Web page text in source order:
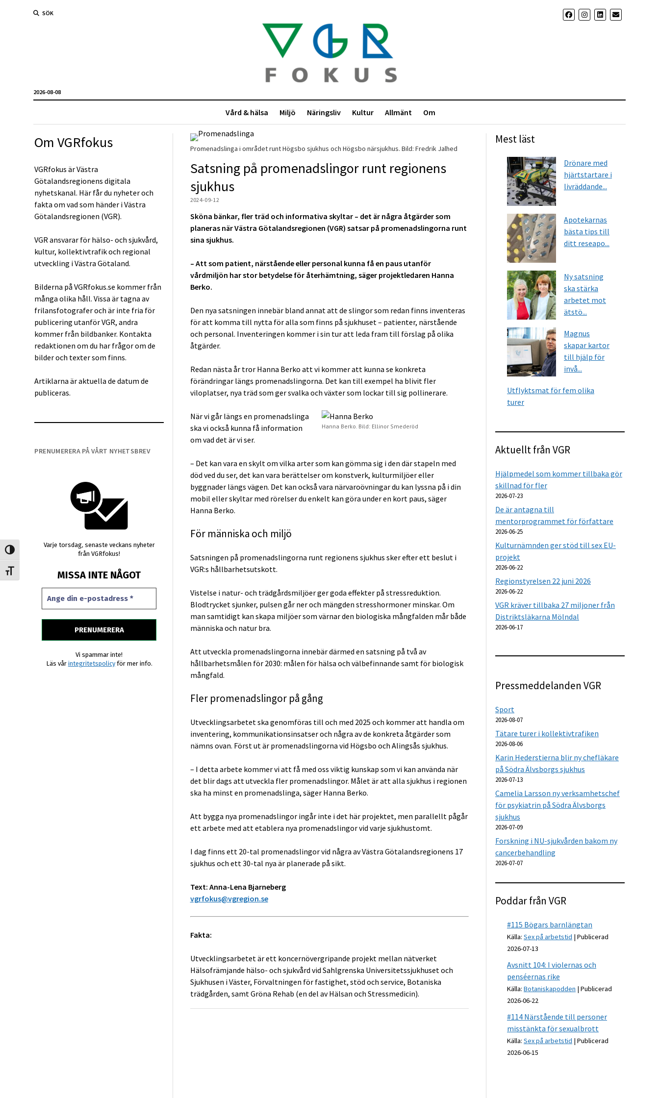
Slå på/av hög kontrast
Slå på/av textstorlek
SÖK
2026-08-08
Vård & hälsa Miljö Näringsliv Kultur Allmänt Om
Om VGRfokus
VGRfokus är Västra
Götalandsregionens digitala
nyhetskanal. Här får du nyheter och
fakta om vad som händer i Västra
Götalandsregionen (VGR).
VGR ansvarar för hälso- och sjukvård,
kultur, kollektivtrafik och regional
utveckling i Västra Götaland.
Bilderna på VGRfokus.se kommer från
många olika håll. Vissa är tagna av
frilansfotografer och är inte fria för
publicering utanför VGR, andra
kommer från bildbanker. Kontakta
redaktionen om du har frågor om de
bilder och texter som finns.
Artiklarna är aktuella de datum de
publiceras.
PRENUMERERA PÅ VÅRT NYHETSBREV
Varje torsdag, senaste veckans nyheter
från VGRfokus!
MISSA INTE NÅGOT
Vi spammar inte!
Läs vår integritetspolicyför mer info.
Promenadslinga i området runt Högsbo sjukhus och Högsbo närsjukhus. Bild: Fredrik Jalhed
Satsning på promenadslingor runt regionens
sjukhus
2024-09-12
Sköna bänkar, fler träd och informativa skyltar – det är några åtgärder som
planeras när Västra Götalandsregionen (VGR) satsar på promenadslingorna runt
sina sjukhus.
– Att som patient, närstående eller personal kunna få en paus utanför
vårdmiljön har stor betydelse för återhämtning, säger projektledaren Hanna
Berko.
Den nya satsningen innebär bland annat att de slingor som redan finns inventeras
för att komma till nytta för alla som finns på sjukhuset – patienter, närstående
och personal. Inventeringen kommer i sin tur att leda fram till förslag på olika
åtgärder.
Redan nästa år tror Hanna Berko att vi kommer att kunna se konkreta
förändringar längs promenadslingorna. Det kan till exempel ha blivit fler
viloplatser, nya träd som ger svalka och växter som lockar till sig pollinerare.
Hanna Berko. Bild: Ellinor Smederöd
När vi går längs en promenadslinga
ska vi också kunna få information
om vad det är vi ser.
– Det kan vara en skylt om vilka arter som kan gömma sig i den där stapeln med
död ved du ser, det kan vara berättelser om konstverk, kulturmiljöer eller
byggnader längs vägen. Det kan också vara närvaroövningar du kan lyssna på i din
mobil eller skyltar med rörelser du enkelt kan göra under en kort paus, säger
Hanna Berko.
För människa och miljö
Satsningen på promenadslingorna runt regionens sjukhus sker efter ett beslut i
VGR:s hållbarhetsutskott.
Vistelse i natur- och trädgårdsmiljöer ger goda effekter på stressreduktion.
Blodtrycket sjunker, pulsen går ner och mängden stresshormoner minskar. Om
man samtidigt kan skapa miljöer som värnar den biologiska mångfalden mår både
människa och natur bra.
Att utveckla promenadslingorna innebär därmed en satsning på två av
hållbarhetsmålen för 2030: målen för hälsa och välbefinnande samt för biologisk
mångfald.
Fler promenadslingor på gång
Utvecklingsarbetet ska genomföras till och med 2025 och kommer att handla om
inventering, kommunikationsinsatser och några av de konkreta åtgärder som
nämns ovan. Först ut är promenadslingorna vid Högsbo och Alingsås sjukhus.
– I detta arbete kommer vi att få med oss viktig kunskap som vi kan använda när
det blir dags att utveckla fler promenadslingor. Målet är att alla sjukhus i regionen
ska ha minst en promenadslinga, säger Hanna Berko.
Att bygga nya promenadslingor ingår inte i det här projektet, men parallellt pågår
ett arbete med att etablera nya promenadslingor vid varje sjukhustomt.
I dag finns ett 20-tal promenadslingor vid några av Västra Götalandsregionens 17
sjukhus och ett 30-tal nya är planerade på sikt.
Text: Anna-Lena Bjarneberg
vgrfokus@vgregion.se
Fakta:
Utvecklingsarbetet är ett koncernövergripande projekt mellan nätverket
Hälsofrämjande hälso- och sjukvård vid Sahlgrenska Universitetssjukhuset och
Sjukhusen i Väster, Förvaltningen för fastighet, stöd och service, Botaniska
trädgården, samt Gröna Rehab (en del av Hälsan och Stressmedicin).
Mest läst
Drönare med
hjärtstartare i
livräddande...
Apotekarnas
bästa tips till
ditt reseapo...
Ny satsning
ska stärka
arbetet mot
ätstö...
Magnus
skapar kartor
till hjälp för
invå...
Utflyktsmat för fem olika
turer
Aktuellt från VGR
Hjälpmedel som kommer tillbaka gör
skillnad för fler
2026-07-23
De är antagna till
mentorprogrammet för författare
2026-06-25
Kulturnämnden ger stöd till sex EU-
projekt
2026-06-22
Regionstyrelsen 22 juni 2026
2026-06-22
VGR kräver tillbaka 27 miljoner från
Distriktsläkarna Mölndal
2026-06-17
Pressmeddelanden VGR
Sport
2026-08-07
Tätare turer i kollektivtrafiken
2026-08-06
Karin Hederstierna blir ny chefläkare
på Södra Älvsborgs sjukhus
2026-07-13
Camelia Larsson ny verksamhetschef
för psykiatrin på Södra Älvsborgs
sjukhus
2026-07-09
Forskning i NU-sjukvården bakom ny
cancerbehandling
2026-07-07
Poddar från VGR
#115 Bögars barnlängtan
Källa:Sex på arbetstid
Publicerad
2026-07-13
Avsnitt 104: I violernas och
penséernas rike
Källa:Botaniskapodden
Publicerad
2026-06-22
#114 Närstående till personer
misstänkta för sexualbrott
Källa:Sex på arbetstid
Publicerad
2026-06-15